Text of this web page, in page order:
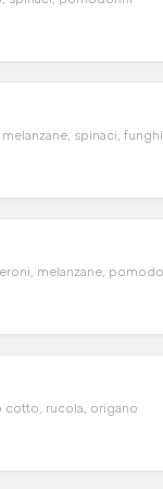
spinaci,
melanzane,
cotto, rucola, origano